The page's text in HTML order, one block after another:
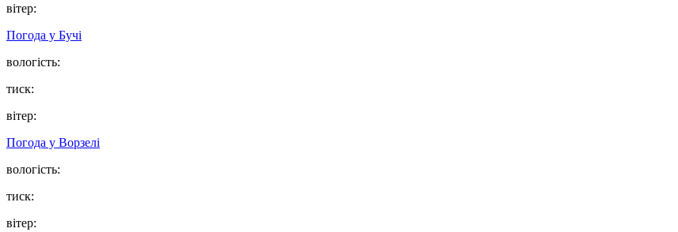
вітер:
Погода у Бучі
вологість:
тиск:
вітер:
Погода у Ворзелі
вологість:
тиск:
вітер: